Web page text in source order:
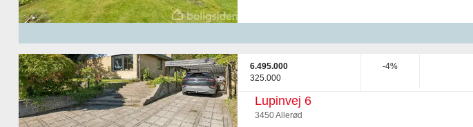
6.495.000
325.000
-4%
Lupinvej 6
3450 Allerød